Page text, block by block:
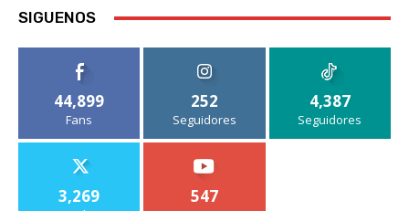
SIGUENOS
44,899
Fans
252
Seguidores
4,387
Seguidores
3,269 547